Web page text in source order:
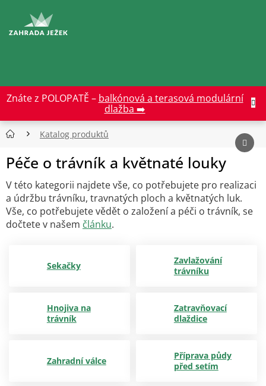
obsah
Znáte z POLOPATĚ – balkónová a terasová modulární
dlažba ➡️
Katalog produktů
Péče o trávník a květnaté louky
V této kategorii najdete vše, co potřebujete pro realizaci
a údržbu trávníku, travnatých ploch a květnatých luk.
Vše, co potřebujete vědět o založení a péči o trávník, se
dočtete v našem článku.
Sekačky
Zavlažování
trávníku
Hnojiva na
trávník
Zatravňovací
dlaždice
Zahradní válce
Příprava půdy
před setím